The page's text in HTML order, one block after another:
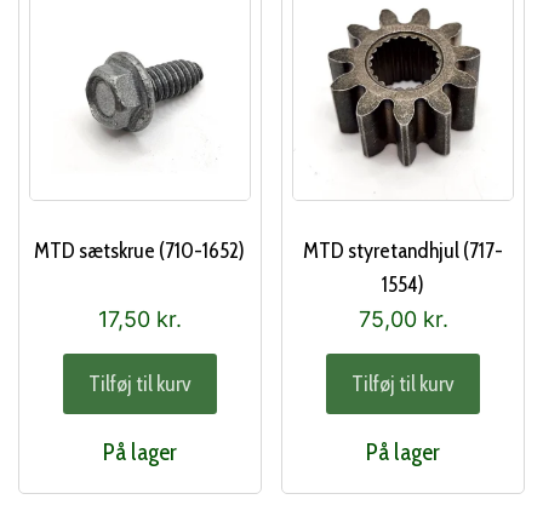
MTD sætskrue (710-1652)
17,50 kr.
Tilføj til kurv
På lager
MTD styretandhjul (717-
1554)
75,00 kr.
Tilføj til kurv
På lager